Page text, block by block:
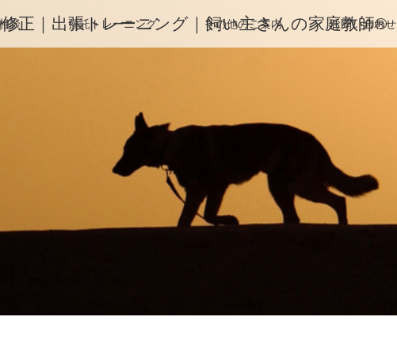
正｜出張トレーニング｜飼い主さんの家庭教師®️
談 預託トレーニング その他のご案内 お問い合わせ